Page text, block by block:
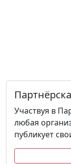
Участвуя в
любая
публикует